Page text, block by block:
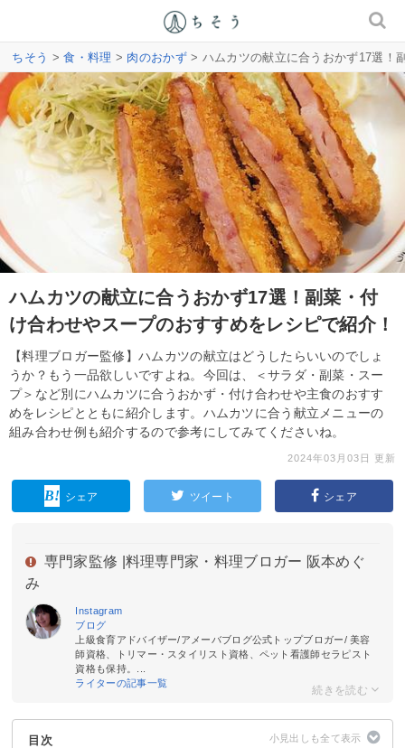
ちそう >食・料理 > 肉のおかず> ハムカツの献立に合うおかず17選！
ハムカツの献立に合うおかず17選！副菜・付
け合わせやスープのおすすめをレシピで紹介！
【料理ブロガー監修】ハムカツの献立はどうしたらいいのでしょ
うか？もう一品欲しいですよね。今回は、＜サラダ・副菜・スー
プ＞など別にハムカツに合うおかず・付け合わせや主食のおすす
めをレシピとともに紹介します。ハムカツに合う献立メニューの
組み合わせ例も紹介するので参考にしてみてくださいね。
2024年03月03日 更新
シェア ツイート シェア
専門家監修 | 料理専門家・料理ブロガー 阪本めぐ
み
Instagram
ブログ
上級食育アドバイザー/アメーバブログ公式トップブロガー/ 美容
師資格、トリマー・スタイリスト資格、ペット看護師セラピスト
資格も保持。...
ライターの記事一覧
目次